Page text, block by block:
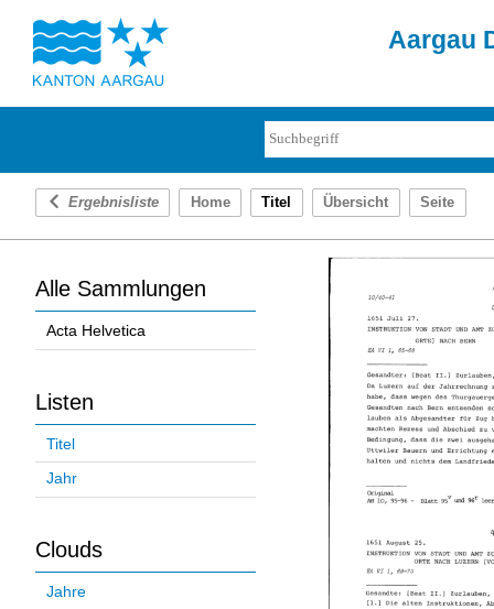
Aargau
Ergebnisliste Home Titel Übersicht Seite
Alle Sammlungen
Acta Helvetica
Listen
Titel
Jahr
Clouds
Jahre